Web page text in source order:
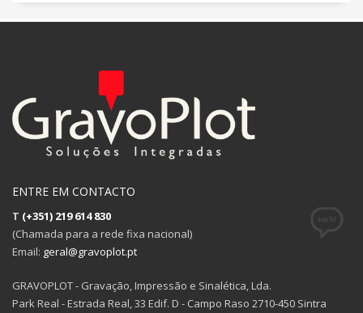
ENTRE EM CONTACTO
T (+351) 219 614 830
(Chamada para a rede fixa nacional)
Email: geral@gravoplot.pt
GRAVOPLOT - Gravação, Impressão e Sinalética, Lda.
Park Real - Estrada Real, 33 Edif. D - Campo Raso 2710-450 Sintra